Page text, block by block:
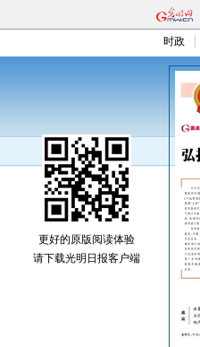
时政
更好的原版阅读体验
请下载光明日报客户端